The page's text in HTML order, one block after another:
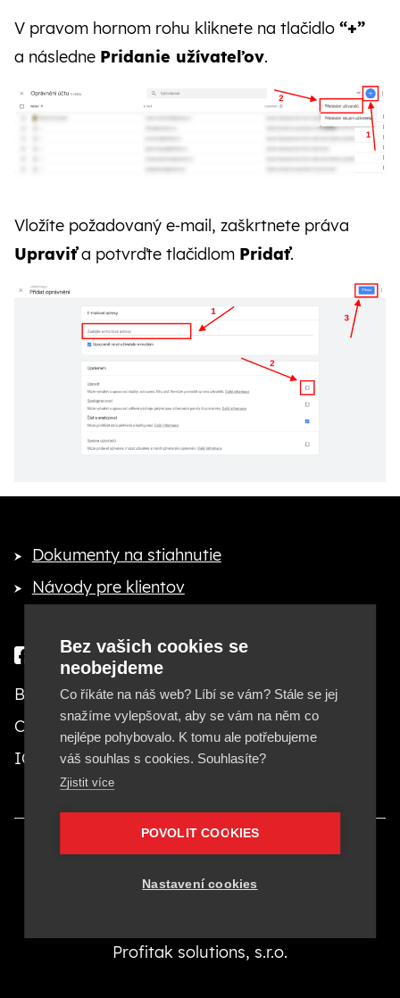
Bez vašich cookies se
neobejdeme
Co říkáte na náš web? Líbí se vám? Stále se jej
snažíme vylepšovat, aby se vám na něm co
nejlépe pohybovalo. K tomu ale potřebujeme
váš souhlas s cookies. Souhlasíte?
Zjistit více
POVOLIT COOKIES
Nastavení cookies
V pravom hornom rohu kliknete na tlačidlo “+”
a následne Pridanie užívateľov.
Vložíte požadovaný e‑mail, zaškrtnete práva
Upraviťa potvrďte tlačidlom Pridať.
Dokumenty na stiahnutie
Návody pre klientov
Besteto marketing, s. r. o.
Cejl 20, 602 00 Brno
IČ: 29380553, DIČ: CZ29380553
Provozovatelom stránok Besteto.sk je Besteto
marketing, s. r. o., IČ 29380553.
Profitak solutions, s.r.o.